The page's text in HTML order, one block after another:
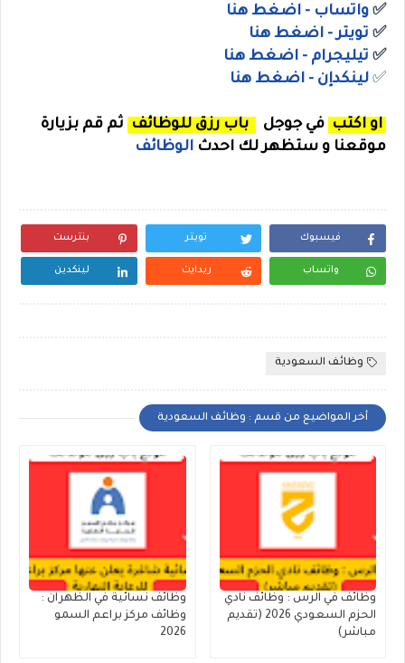
✅ واتساب - اضغط هنا
✅ تويتر- اضغط هنا
✅ تيليجرام - اضغط هنا
✅ لينكدإن - اضغط هنا
او اكتب في جوجل باب رزق للوظائف
ثم قم بزيارة
موقعنا و ستظهر لك احدث الوظائف
فيسبوك تويتر بنترست
واتساب ريدايت لينكدين
وظائف السعودية
أخر المواضيع من قسم : وظائف السعودية
وظائف في الرس : وظائف نادي
الحزم السعودي 2026 (تقديم
مباشر)
وظائف نسائية في الظهران :
وظائف مركز براعم السمو
2026